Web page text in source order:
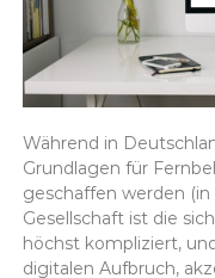
Während in
Grundlagen für
geschaffen werden
Gesellschaft ist die
höchst kompliziert,
digitalen Aufbruch,